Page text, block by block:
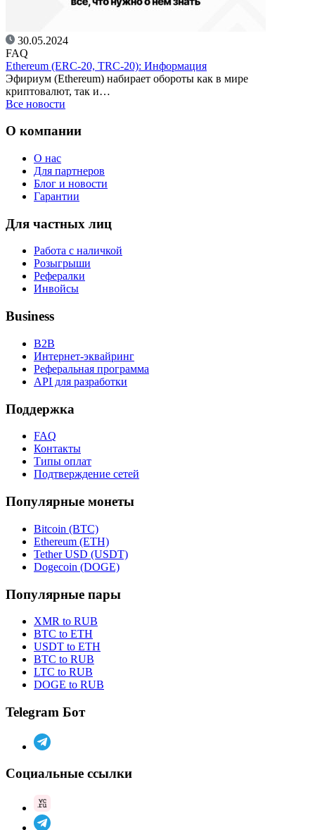
30.05.2024
FAQ
Ethereum (ERC-20, TRC-20): Информация
Эфириум (Ethereum) набирает обороты как в мире
криптовалют, так и…
Все новости
О компании
О нас
Для партнеров
Блог и новости
Гарантии
Для частных лиц
Работа с наличкой
Розыгрыши
Рефералки
Инвойсы
Business
B2B
Интернет-эквайринг
Реферальная программа
API для разработки
Поддержка
FAQ
Контакты
Типы оплат
Подтверждение сетей
Популярные монеты
Bitcoin (BTC)
Ethereum (ETH)
Tether USD (USDT)
Dogecoin (DOGE)
Популярные пары
XMR to RUB
BTC to ETH
USDT to ETH
BTC to RUB
LTC to RUB
DOGE to RUB
Telegram Бот
Социальные ссылки